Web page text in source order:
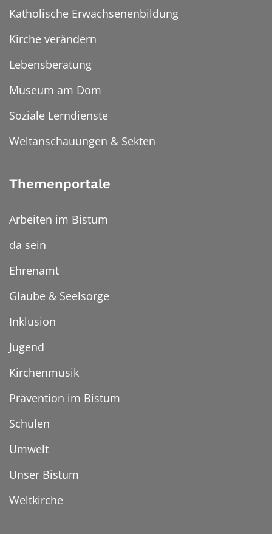
Katholische Erwachsenenbildung
Kirche verändern
Lebensberatung
Museum am Dom
Soziale Lerndienste
Weltanschauungen & Sekten
Themenportale
Arbeiten im Bistum
da sein
Ehrenamt
Glaube & Seelsorge
Inklusion
Jugend
Kirchenmusik
Prävention im Bistum
Schulen
Umwelt
Unser Bistum
Weltkirche